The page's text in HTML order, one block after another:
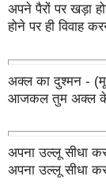
अपने पैरों पर खड़ा
होने पर ही विवाह
अक्ल का दुश्मन -
आजकल तुम अक्ल के
अपना उल्लू सीधा
अपना उल्लू सीधा